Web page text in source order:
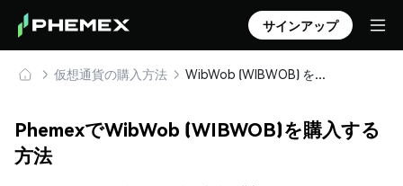
サインアップ
仮想通貨の購入方法 WibWob (WIBWOB) を安全に購入・保管
PhemexでWibWob (WIBWOB)を購入する
方法